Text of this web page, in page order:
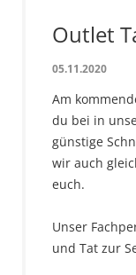
Outlet
05.11.2020
Am
du bei in
günstige
wir auch
euch.
Unser
und Tat zur